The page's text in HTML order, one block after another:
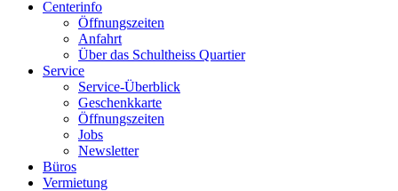
Centerinfo
Öffnungszeiten
Anfahrt
Über das Schultheiss Quartier
Service
Service-Überblick
Geschenkkarte
Öffnungszeiten
Jobs
Newsletter
Büros
Vermietung